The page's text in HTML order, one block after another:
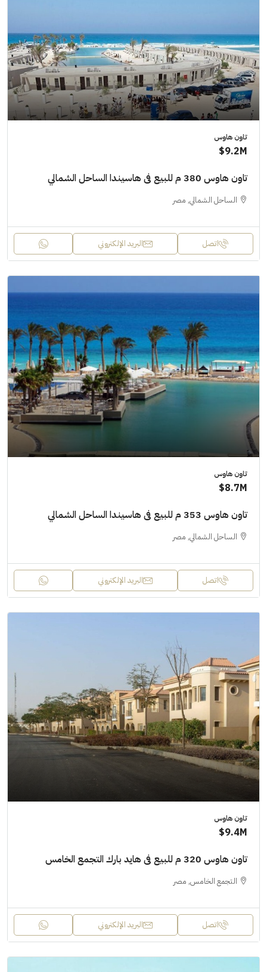
تاون هاوس
9.2M$
تاون هاوس 380 م للبيع فى هاسيندا الساحل الشمالي
الساحل الشمالي, مصر
اتصل البريد الإلكتروني
تاون هاوس
8.7M$
تاون هاوس 353 م للبيع فى هاسيندا الساحل الشمالي
الساحل الشمالي, مصر
اتصل البريد الإلكتروني
تاون هاوس
9.4M$
تاون هاوس 320 م للبيع فى هايد بارك التجمع الخامس
التجمع الخامس, مصر
اتصل البريد الإلكتروني